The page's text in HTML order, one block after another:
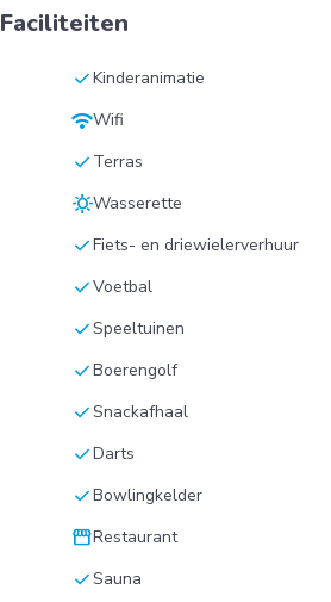
Faciliteiten
checkKinderanimatie
wifiWifi
check Terras
sunnyWasserette
checkFiets- en driewielerverhuur
checkVoetbal
checkSpeeltuinen
checkBoerengolf
checkSnackafhaal
checkDarts
checkBowlingkelder
storefrontRestaurant
checkSauna